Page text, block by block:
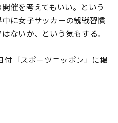
催を考えてもいい。という
に女子サッカーの観戦習慣
ないか、という気もする。
付「スポ－ツニッポン」に掲